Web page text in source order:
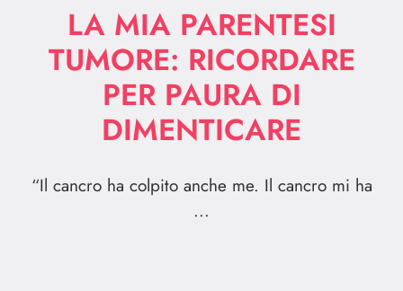
LA MIA PARENTESI
TUMORE: RICORDARE
PER PAURA DI
DIMENTICARE
“Il cancro ha colpito anche me. Il cancro mi ha
...